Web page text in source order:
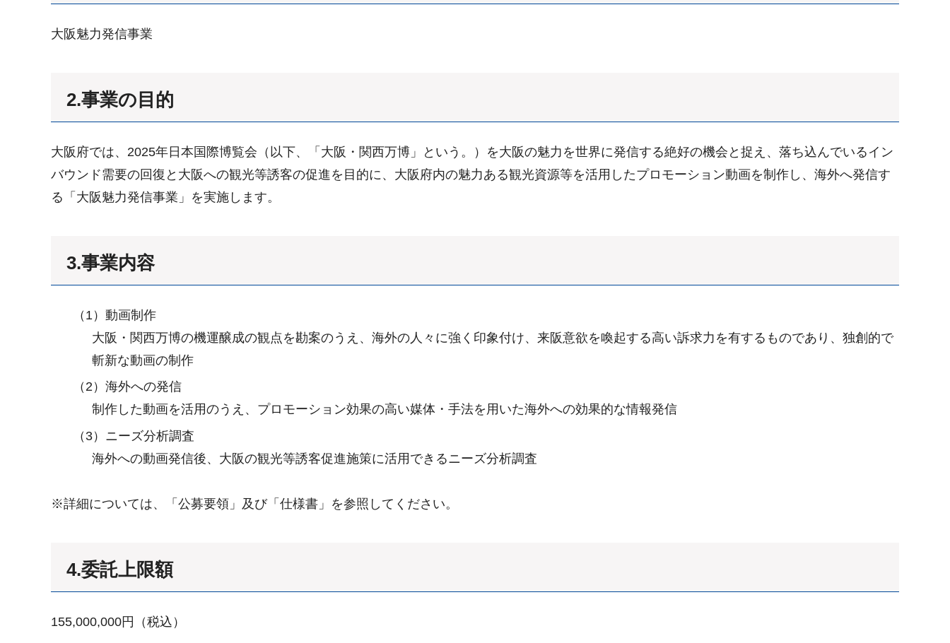
大阪魅力発信事業
2.事業の目的
大阪府では、2025年日本国際博覧会（以下、「大阪・関西万博」という。）を大阪の魅力を世界に発信する絶好の機会と捉え、落ち込んでいるイン
バウンド需要の回復と大阪への観光等誘客の促進を目的に、大阪府内の魅力ある観光資源等を活用したプロモーション動画を制作し、海外へ発信す
る「大阪魅力発信事業」を実施します。
3.事業内容
（1）動画制作
大阪・関西万博の機運醸成の観点を勘案のうえ、海外の人々に強く印象付け、来阪意欲を喚起する高い訴求力を有するものであり、独創的で
斬新な動画の制作
（2）海外への発信
制作した動画を活用のうえ、プロモーション効果の高い媒体・手法を用いた海外への効果的な情報発信
（3）ニーズ分析調査
海外への動画発信後、大阪の観光等誘客促進施策に活用できるニーズ分析調査
※詳細については、「公募要領」及び「仕様書」を参照してください。
4.委託上限額
155,000,000円（税込）